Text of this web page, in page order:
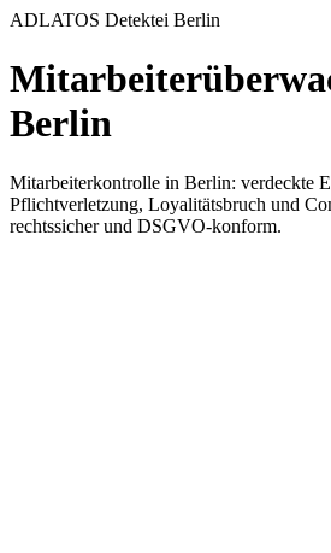
ADLATOS Detektei Berlin
Berlin
Mitarbeiterkontrolle in Berlin: verdeckte
Pflichtverletzung, Loyalitätsbruch und
rechtssicher und DSGVO-konform.